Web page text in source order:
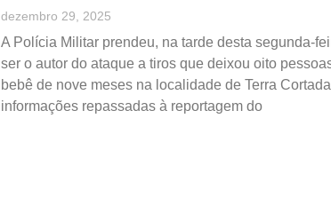
dezembro 29, 2025
A Polícia Militar prendeu, na tarde desta segunda-
ser o autor do ataque a tiros que deixou oito
bebê de nove meses na localidade de Terra
informações repassadas à reportagem do